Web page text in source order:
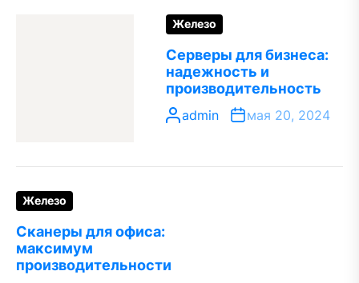
Железо
Серверы для бизнеса:
надежность и
производительность
admin мая 20, 2024
Железо
Сканеры для офиса:
максимум
производительности